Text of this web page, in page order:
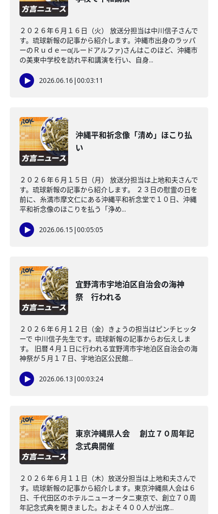
２０２６年６月１６日（火） 放送分担当は中川信子さんで
す。琉球新報の記事から紹介します。沖縄市出身のラッパ
ーのＲｕｄｅーα(ルードアルファ)さんはこのほど、沖縄市
の美東中学校を訪れ平和講演を行い、自身...
2026.06.16 |00:03:11
沖縄平和祈念像「清め」ほこり払
い
２０２６年６月１５日（月） 放送分担当は上地和夫さんで
す。琉球新報の記事から紹介します。 ２３日の慰霊の日を
前に、糸満市摩文仁にある沖縄平和祈念堂で１０日、沖縄
平和祈念像のほこりを払う「浄め...
2026.06.15 |00:05:05
宜野湾市宇地泊区自治会の海神
祭 行われる
２０２６年６月１２日（金）きょうの担当はピンチヒッタ
ーで 中川信子先生です。琉球新報の記事からお伝えしま
す。 旧暦４月１日に行われる宜野湾市宇地泊区自治会の海
神祭が５月１７日、宇地泊区公民館...
2026.06.13 |00:03:24
東京沖縄県人会 創立７０周年記
念式典開催
２０２６年６月１１日（木）放送分担当は上地和夫さんで
す。琉球新報の記事から紹介します。東京沖縄県人会は６
日、千代田区のホテルニューオータニ東京で、創立７０周
年記念式典を開きました。およそ４００人が出席...